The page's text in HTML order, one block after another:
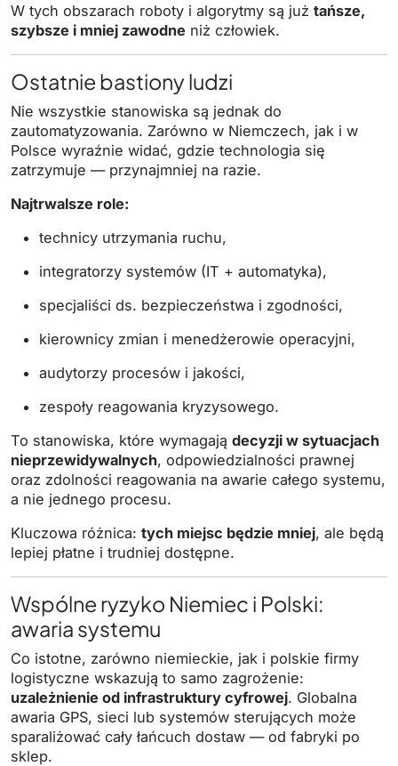
W tych obszarach roboty i algorytmy są już tańsze,
szybsze i mniej zawodne niż człowiek.
Ostatnie bastiony ludzi
Nie wszystkie stanowiska są jednak do
zautomatyzowania. Zarówno w Niemczech, jak i w
Polsce wyraźnie widać, gdzie technologia się
zatrzymuje — przynajmniej na razie.
Najtrwalsze role:
technicy utrzymania ruchu,
integratorzy systemów (IT + automatyka),
specjaliści ds. bezpieczeństwa i zgodności,
kierownicy zmian i menedżerowie operacyjni,
audytorzy procesów i jakości,
zespoły reagowania kryzysowego.
To stanowiska, które wymagają decyzji w sytuacjach
nieprzewidywalnych, odpowiedzialności prawnej
oraz zdolności reagowania na awarie całego systemu,
a nie jednego procesu.
Kluczowa różnica: tych miejsc będzie mniej, ale będą
lepiej płatne i trudniej dostępne.
Wspólne ryzyko Niemiec i Polski:
awaria systemu
Co istotne, zarówno niemieckie, jak i polskie firmy
logistyczne wskazują to samo zagrożenie:
uzależnienie od infrastruktury cyfrowej. Globalna
awaria GPS, sieci lub systemów sterujących może
sparaliżować cały łańcuch dostaw — od fabryki po
sklep.